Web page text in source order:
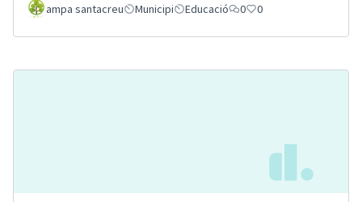
ampa santacreu Municipi Educació 0 0